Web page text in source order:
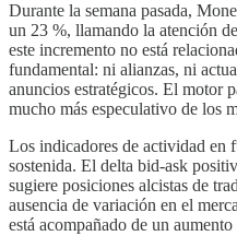
Durante la semana pasada,
un 23 %, llamando la atención
este incremento no está
fundamental: ni alianzas, ni
anuncios estratégicos. El motor
mucho más especulativo de los
Los indicadores de actividad en
sostenida. El delta bid-ask
sugiere posiciones alcistas de
ausencia de variación en el
está acompañado de un